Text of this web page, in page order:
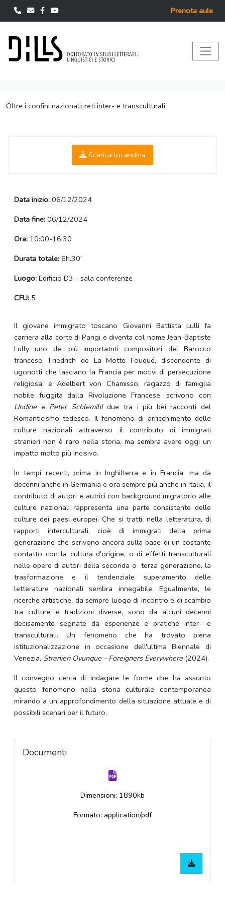
Prenota aule
Oltre i confini nazionali: reti inter- e transculturali
Scarica locandina
Data inizio: 06/12/2024
Data fine: 06/12/2024
Ora: 10:00-16:30
Durata totale: 6h.30'
Luogo: Edificio D3 - sala conferenze
CFU: 5
Il giovane immigrato toscano Giovanni Battista Lulli fa
carriera alla corte di Parigi e diventa col nome Jean-Baptiste
Lully uno dei più importatnti compositori del Barocco
francese; Friedrich de La Motte Fouqué, discendente di
ugonotti che lasciano la Francia per motivi di persecuzione
religiosa, e Adelbert von Chamisso, ragazzo di famiglia
nobile fuggita dalla Rivoluzione Francese, scrivono con
Undine e Peter Schlemihldue tra i più bei racconti del
Romanticismo tedesco. Il fenomeno di arricchimento delle
culture nazionali attraverso il contributo di immigrati
stranieri non è raro nella storia, ma sembra avere oggi un
impatto molto più incisivo.
In tempi recenti, prima in Inghilterra e in Francia, ma da
decenni anche in Germania e ora sempre più anche in Italia, il
contributo di autori e autrici con background migratorio alle
culture nazionali rappresenta una parte consistente delle
culture dei paesi europei. Che si tratti, nella letteratura, di
rapporti interculturali, cioè di immigrati della prima
generazione che scrivono ancora sulla base di un costante
contatto con la cultura d'origine, o di effetti transculturali
nelle opere di autori della seconda o terza generazione, la
trasformazione e il tendenziale superamento delle
letterature nazionali sembra innegabile. Egualmente, le
ricerche artistiche, da sempre luogo di incontro e di scambio
tra culture e tradizioni diverse, sono da alcuni decenni
decisamente segnate da esperienze e pratiche inter- e
transculturali. Un fenomeno che ha trovato piena
istituzionalizzazione in occasione dell'ultima Biennale di
Venezia, Stranieri Ovunque - Foreigners Everywhere (2024).
Il convegno cerca di indagare le forme che ha assunto
questo fenomeno nella storia culturale contemporanea
mirando a un approfondimento della situazione attuale e di
possibili scenari per il futuro.
Documenti
Dimensioni: 1890kb
Formato: application/pdf